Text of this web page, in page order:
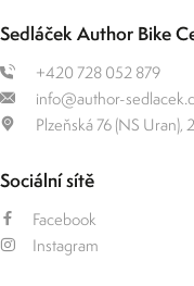
Sedláček Author Bike
+420 728 052 879
info@author-
Plzeňská 76 (NS Uran),
Sociální sítě
Facebook
Instagram